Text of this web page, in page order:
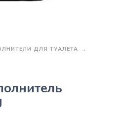
ДЛЯ ТУАЛЕТА